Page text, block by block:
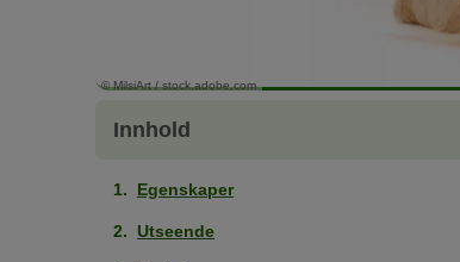
© MilsiArt / stock.adobe.com
Innhold
Egenskaper
Utseende